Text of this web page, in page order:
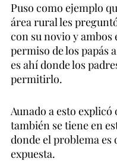
Puso como ejemplo
área rural les
con su novio y ambos
permiso de los papás
es ahí donde los
permitirlo.
Aunado a esto
también se tiene en
donde el problema es
expuesta.